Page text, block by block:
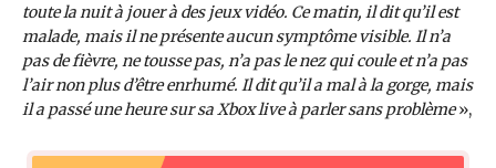
toute la nuit à jouer à des jeux vidéo. Ce matin, il dit qu’il est
malade, mais il ne présente aucun symptôme visible. Il n’a
pas de fièvre, ne tousse pas, n’a pas le nez qui coule et n’a pas
l’air non plus d’être enrhumé. Il dit qu’il a mal à la gorge, mais
il a passé une heure sur sa Xbox live à parler sans problème»,